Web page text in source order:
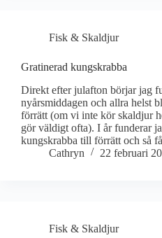
Fisk & Skaldjur
Gratinerad kungskrabba
Direkt efter julafton börjar jag
nyårsmiddagen och allra helst
förrätt (om vi inte kör skaldjur
gör väldigt ofta). I år funderar
kungskrabba till förrätt och så
Cathryn
22 februari
Fisk & Skaldjur